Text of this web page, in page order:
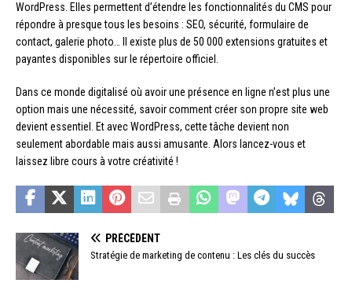
WordPress. Elles permettent d’étendre les fonctionnalités du CMS pour
répondre à presque tous les besoins : SEO, sécurité, formulaire de
contact, galerie photo… Il existe plus de 50 000 extensions gratuites et
payantes disponibles sur le répertoire officiel.
Dans ce monde digitalisé où avoir une présence en ligne n’est plus une
option mais une nécessité, savoir comment créer son propre site web
devient essentiel. Et avec WordPress, cette tâche devient non
seulement abordable mais aussi amusante. Alors lancez-vous et
laissez libre cours à votre créativité !
PRÉCÉDENT
Stratégie de marketing de contenu : Les clés du succès